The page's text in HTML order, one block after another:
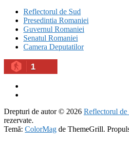
Reflectorul de Sud
Presedintia Romaniei
Guvernul Romaniei
Senatul Romaniei
Camera Deputatilor
1
Drepturi de autor © 2026 Reflectorul de
rezervate.
Temă: ColorMag de ThemeGrill.